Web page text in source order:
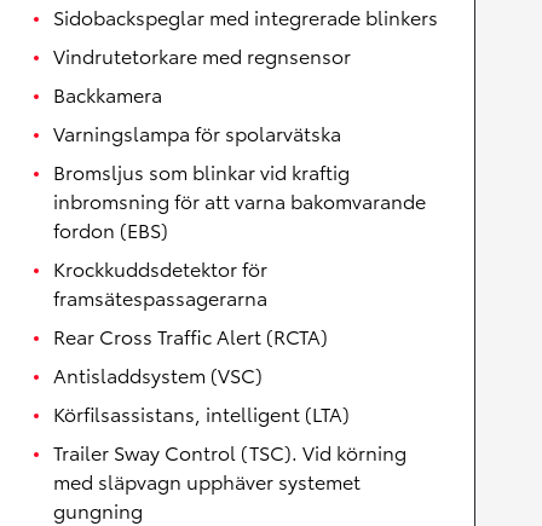
Sidobackspeglar med integrerade blinkers
Vindrutetorkare med regnsensor
Backkamera
Varningslampa för spolarvätska
Bromsljus som blinkar vid kraftig
inbromsning för att varna bakomvarande
fordon (EBS)
Krockkuddsdetektor för
framsätespassagerarna
Rear Cross Traffic Alert (RCTA)
Antisladdsystem (VSC)
Körfilsassistans, intelligent (LTA)
Trailer Sway Control (TSC). Vid körning
med släpvagn upphäver systemet
gungning